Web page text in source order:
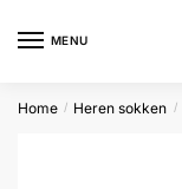
MENU
Home / Heren sokken /